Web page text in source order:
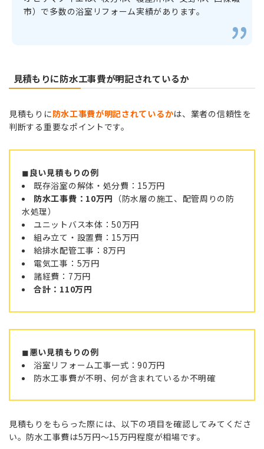
市）で多数の浴室リフォーム実績があります。
見積もりに防水工事費が明記されているか
見積もりに防水工事費が明記されているかは、業者の信頼性を
判断する重要なポイントです。
◼︎良い見積もりの例
既存浴室の解体・処分費：15万円
防水工事費：10万円 （防水層の施工、配管周りの防
水処理）
ユニットバス本体：50万円
組み立て・設置費：15万円
給排水配管工事：8万円
電気工事：5万円
諸経費：7万円
合計：110万円
◼︎悪い見積もりの例
浴室リフォーム工事一式：90万円
防水工事費が不明、何が含まれているか不明確
見積もりをもらった際には、以下の項目を確認してみてくださ
い。防水工事費は5万円〜15万円程度が相場です。